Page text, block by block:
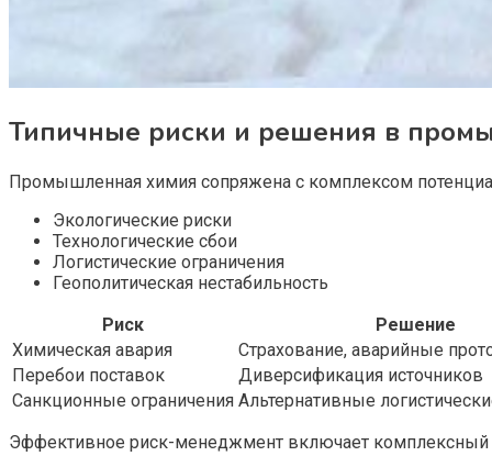
Типичные риски и решения в
Промышленная химия сопряжена с комплексом
Экологические риски
Технологические сбои
Логистические ограничения
Геополитическая нестабильность
Риск
Решение
Химическая авария
Страхование, аварийные
Перебои поставок
Диверсификация источников
Санкционные ограничения Альтернативные
Эффективное риск-менеджмент включает комплексный